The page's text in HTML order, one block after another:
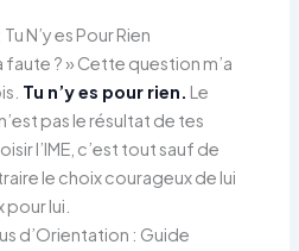
N’y es Pour Rien
faute ? » Cette question m’a
Tu n’y es pour rien. Le
pas le résultat de tes
l’IME, c’est tout sauf de
le choix courageux de lui
pour lui.
d’Orientation : Guide